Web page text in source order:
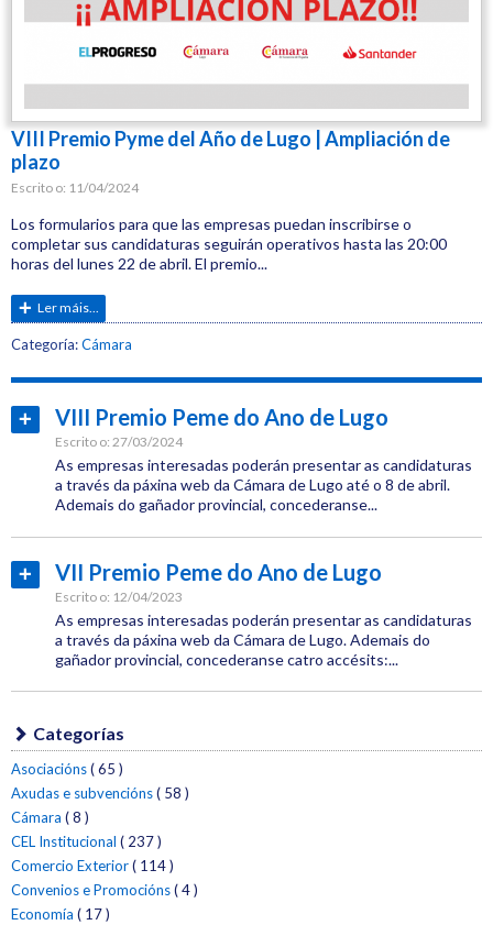
VIII Premio Pyme del Año de Lugo | Ampliación de
plazo
Escrito o: 11/04/2024
Los formularios para que las empresas puedan inscribirse o
completar sus candidaturas seguirán operativos hasta las 20:00
horas del lunes 22 de abril. El premio...
Ler máis...
Categoría:Cámara
Etiquetas:
Comercio
peme
premios
VIII Premio Peme do Ano de Lugo
Escrito o: 27/03/2024
As empresas interesadas poderán presentar as candidaturas
a través da páxina web da Cámara de Lugo até o 8 de abril.
Ademais do gañador provincial, concederanse...
máis...
Cámara
Etiquetas:
Cámara
Comercio
premios
VII Premio Peme do Ano de Lugo
Escrito o: 12/04/2023
As empresas interesadas poderán presentar as candidaturas
a través da páxina web da Cámara de Lugo. Ademais do
gañador provincial, concederanse catro accésits:...
máis...
Etiquetas:
Cámara
Comercio
peme
premios
Categorías
Asociacións( 65 )
Axudas e subvencións( 58 )
Cámara ( 8 )
CEL Institucional ( 237 )
Comercio Exterior( 114 )
Convenios e Promocións( 4 )
Economía ( 17 )